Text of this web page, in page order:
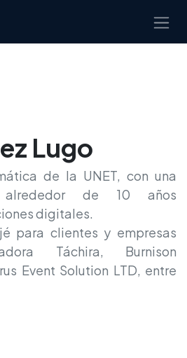
Lugo
de la UNET, con una
alrededor de 10 años
digitales.
para clientes y empresas
Táchira, Burnison
Event Solution LTD, entre